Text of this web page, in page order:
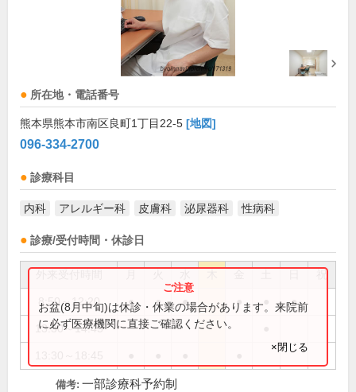
所在地・電話番号
熊本県熊本市南区良町1丁目22-5 [地図]
096-334-2700
診療科目
内科 アレルギー科 皮膚科 泌尿器科 性病科
診療/受付時間・休診日
祝
8:50～12:20 ● ● ● ● ●
13:30～14:45
お盆(8月中旬)は休診・休業の場合があります。来院前
に必ず医療機関に直接ご確認ください。
×閉じる
備考: 一部診療科予約制